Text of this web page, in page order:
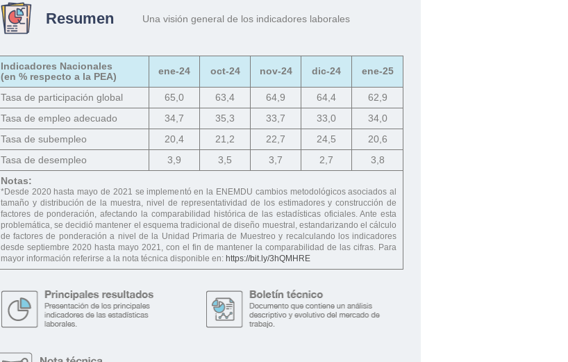
Resumen Una visión general de los indicadores laborales
Indicadores Nacionales
(en % respecto a la PEA)
ene-24 oct-24 nov-24 dic-24 ene-25
Tasa de participación global 65,0 63,4 64,9 64,4
62,9
Tasa de empleo adecuado
34,7 35,3 33,7 33,0
34,0
Tasa de subempleo
20,4 21,2 22,7 24,5
20,6
Tasa de desempleo
3,9 3,5 3,7 2,7
3,8
Notas:
*Desde 2020 hasta mayo de 2021 se implementó en la ENEMDU cambios metodológicos asociados al
tamaño y distribución de la muestra, nivel de representatividad de los estimadores y construcción de
factores de ponderación, afectando la comparabilidad histórica de las estadísticas oficiales. Ante esta
problemática, se decidió mantener el esquema tradicional de diseño muestral, estandarizando el cálculo
de factores de ponderación a nivel de la Unidad Primaria de Muestreo y recalculando los indicadores
desde septiembre 2020 hasta mayo 2021, con el fin de mantener la comparabilidad de las cifras. Para
mayor información referirse a la nota técnica disponible en: https://bit.ly/3hQMHRE